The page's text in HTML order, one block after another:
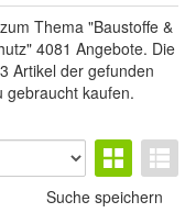
Thema "Baustoffe &
4081 Angebote. Die
Artikel der gefunden
gebraucht kaufen.
Suche speichern